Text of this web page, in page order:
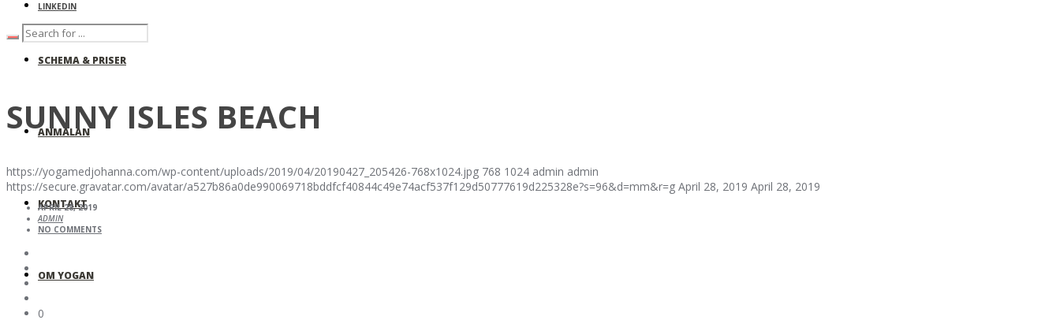
SCHEMA & PRISER
ANMÄLAN
KONTAKT
OM YOGAN
LINKEDIN
SUNNY ISLES BEACH
https://yogamedjohanna.com/wp-content/uploads/2019/04/20190427_205426-768x1024.jpg 768 1024 admin admin
https://secure.gravatar.com/avatar/a527b86a0de990069718bddfcf40844c49e74acf537f129d50777619d225328e?s=96&d=mm&r=g April 28, 2019 April 28, 2019
APRIL 28, 2019
ADMIN
NO COMMENTS
0